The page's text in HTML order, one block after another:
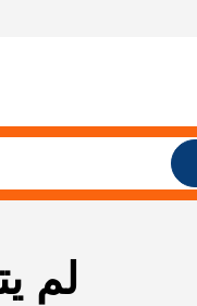
لم